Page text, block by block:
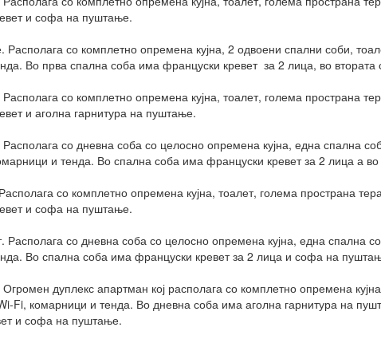
и софа на пуштање.
Располага со комплетно опремена кујна, 2 одвоени спални соби,
Во прва спална соба има француски кревет за 2 лица, во
со комплетно опремена кујна, тоалет, голема пространа
и аголна гарнитура на пуштање.
со дневна соба со целосно опремена кујна, една спална
и тенда. Во спална соба има француски кревет за 2 лица а
со комплетно опремена кујна, тоалет, голема пространа
и софа на пуштање.
Располага со дневна соба со целосно опремена кујна, една спална
Во спална соба има француски кревет за 2 лица и софа на
дуплекс апартман кој располага со комплетно опремена
Fi, комарници и тенда. Во дневна соба има аголна гарнитура на
и софа на пуштање.